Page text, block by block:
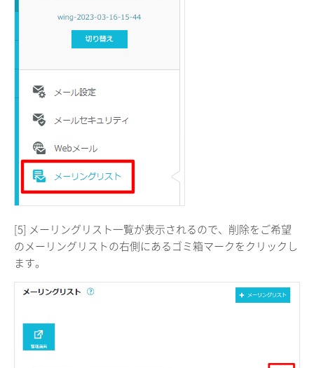
[5] メーリングリスト一覧が表示されるので、削除をご希望
のメーリングリストの右側にあるゴミ箱マークをクリックし
ます。